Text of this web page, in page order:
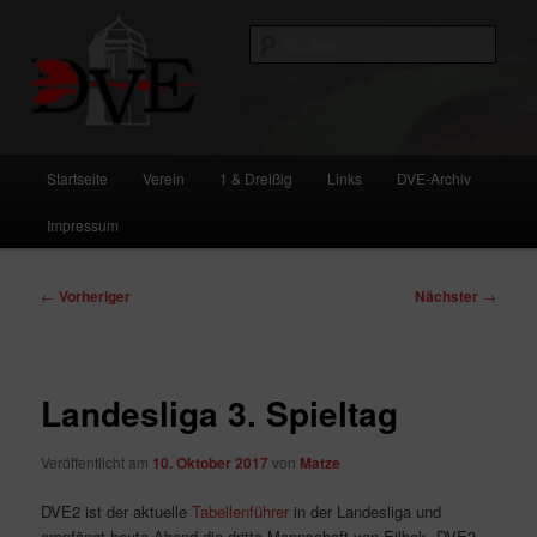
Inhalt
springenDVE
Startseite Verein 1 & Dreißig Links DVE-Archiv
Impressum
Beitragsnavigation
← Vorheriger Nächster →
Landesliga 3. Spieltag
Veröffentlicht am 10. Oktober 2017 von Matze
DVE2 ist der aktuelleTabellenführer in der Landesliga und